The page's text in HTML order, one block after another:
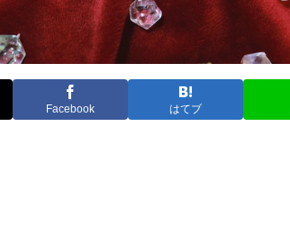
Facebook はてブ